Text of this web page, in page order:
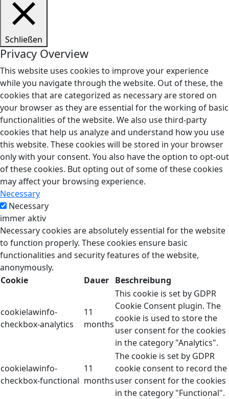
Schließen
Privacy Overview
This website uses cookies to improve your experience
while you navigate through the website. Out of these, the
cookies that are categorized as necessary are stored on
your browser as they are essential for the working of basic
functionalities of the website. We also use third-party
cookies that help us analyze and understand how you use
this website. These cookies will be stored in your browser
only with your consent. You also have the option to opt-out
of these cookies. But opting out of some of these cookies
may affect your browsing experience.
Necessary
Necessary
immer aktiv
Necessary cookies are absolutely essential for the website
to function properly. These cookies ensure basic
functionalities and security features of the website,
anonymously.
Cookie
Dauer Beschreibung
cookielawinfo-
checkbox-analytics
11
months
This cookie is set by GDPR
Cookie Consent plugin. The
cookie is used to store the
user consent for the cookies
in the category "Analytics".
cookielawinfo-
checkbox-functional
11
months
The cookie is set by GDPR
cookie consent to record the
user consent for the cookies
in the category "Functional".